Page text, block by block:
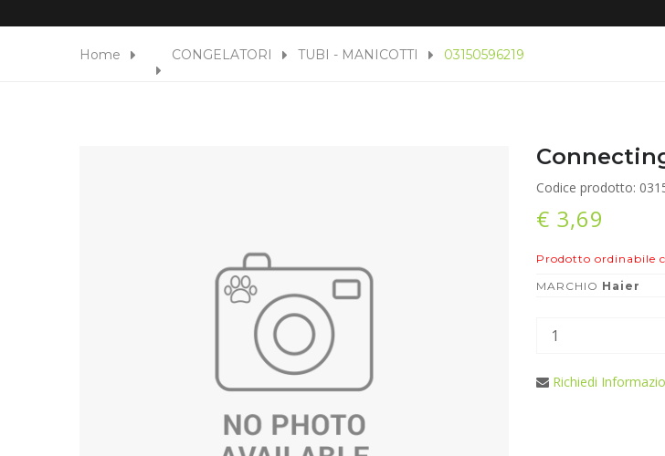
Home CONGELATORI TUBI - MANICOTTI 03150596219
Codice prodotto:
€ 3,69
Prodotto ordinabile
MARCHIO Haier
Richiedi